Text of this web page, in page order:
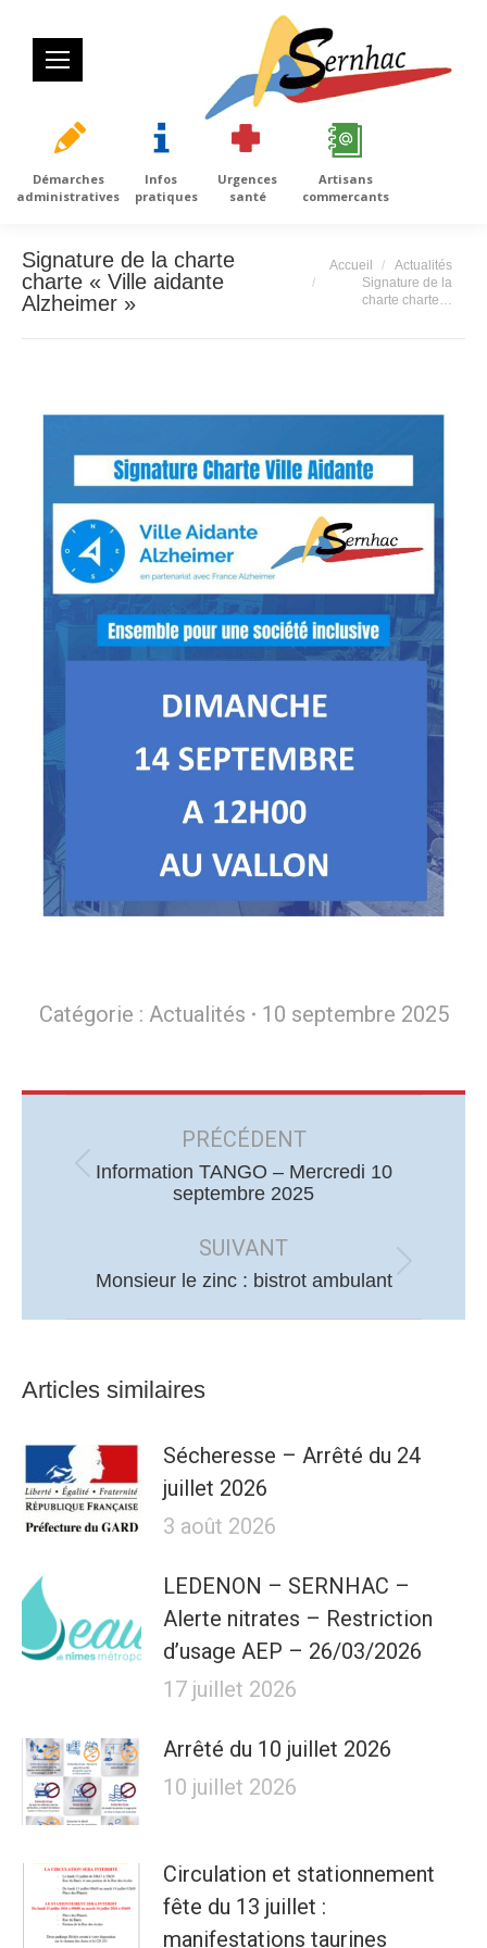
Démarches
administratives
Infos
pratiques
Urgences
santé
Artisans
commercants
Signature de la charte
charte « Ville aidante
Alzheimer »
Vous êtes ici :
Accueil
Actualités
Signature de la
charte charte…
Catégorie : Actualités 10 septembre 2025
PRÉCÉDENT
Article
:
Information TANGO – Mercredi 10
septembre 2025
SUIVANT
Article
Monsieur le zinc : bistrot ambulant
Articles similaires
Sécheresse – Arrêté du 24
juillet 2026
3 août 2026
LEDENON – SERNHAC –
Alerte nitrates – Restriction
d’usage AEP – 26/03/2026
17 juillet 2026
Arrêté du 10 juillet 2026
10 juillet 2026
Circulation et stationnement
fête du 13 juillet :
manifestations taurines